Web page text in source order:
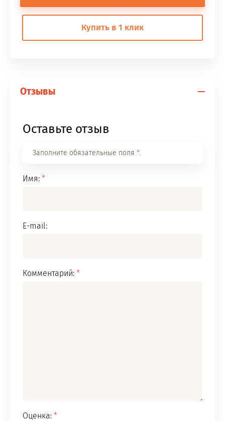
Купить в 1 клик
Отзывы
Оставьте отзыв
Заполните обязательные поля *.
Имя: *
E-mail:
Комментарий: *
Оценка: *